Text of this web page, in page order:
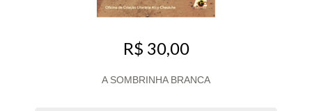
R$ 30,00
A SOMBRINHA BRANCA